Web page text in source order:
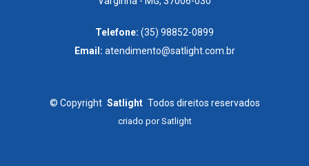
Telefone: (35) 98852-0899
Email: atendimento@satlight.com.br
© Copyright Satlight Todos direitos reservados
criado porSatlight